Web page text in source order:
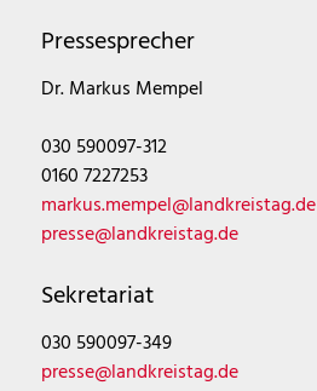
Pressesprecher
Dr. Markus Mempel
030 590097-312
0160 7227253
markus.mempel@landkreistag.de
presse@landkreistag.de
Sekretariat
030 590097-349
presse@landkreistag.de